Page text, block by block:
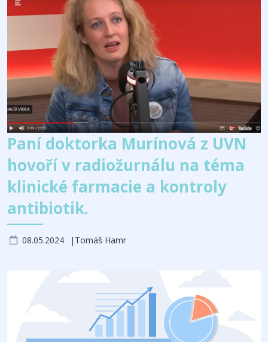
Paní doktorka Murínová z UVN
hovoří v radiožurnálu na téma
klinické farmacie a kontroly
antibiotik.
08.05.2024 Tomáš Hamr